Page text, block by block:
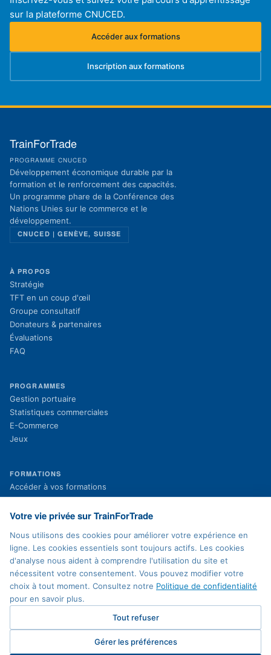
sur la plateforme CNUCED.
Accéder aux formations
(s'ouvre dans un nouvel onglet)
Inscription aux formations
(s'ouvre dans un nouvel onglet)
TrainForTrade
PROGRAMME CNUCED
Développement économique durable par la
formation et le renforcement des capacités.
Un programme phare de la Conférence des
Nations Unies sur le commerce et le
développement.
CNUCED | GENÈVE, SUISSE
À PROPOS
Stratégie
TFT en un coup d'œil
Groupe consultatif
Donateurs & partenaires
Évaluations
FAQ
PROGRAMMES
Gestion portuaire
Statistiques commerciales
E-Commerce
Jeux
FORMATIONS
Accéder à vos formations
Inscription aux formations(s'ouvre dans un nouvel onglet)
Projets en cours
Actualités
MENTIONS LÉGALES
Politique de confidentialité
Conditions d'utilisation
Plan du site
Votre vie privée sur TrainForTrade
Nous utilisons des cookies pour améliorer votre expérience en
ligne. Les cookies essentiels sont toujours actifs. Les cookies
d'analyse nous aident à comprendre l'utilisation du site et
nécessitent votre consentement. Vous pouvez modifier votre
choix à tout moment. Consultez notre Politique de confidentialité
pour en savoir plus.
Tout refuser
Gérer les préférences